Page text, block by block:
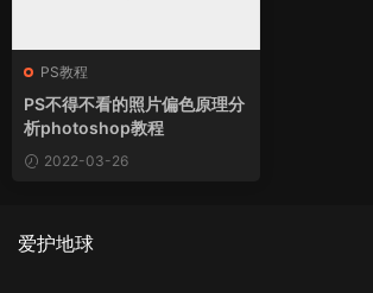
PS教程
PS不得不看的照片偏色原理分
析photoshop教程
2022-03-26
爱护地球